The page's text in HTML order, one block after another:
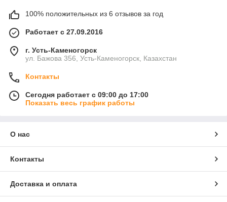
100% положительных из 6 отзывов за год
Работает с 27.09.2016
г. Усть-Каменогорск
ул. Бажова 356, Усть-Каменогорск, Казахстан
Контакты
Сегодня работает с 09:00 до 17:00
Показать весь график работы
О нас
Контакты
Доставка и оплата